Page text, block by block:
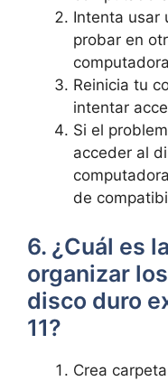
Intenta usar
probar en
Reinicia tu
intentar
Si el
acceder al
de
6. ¿Cuál es
organizar
disco duro
11?
Crea